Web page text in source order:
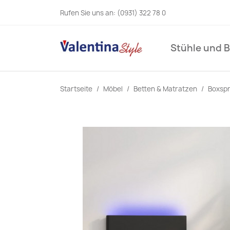
Rufen Sie uns an: (0931) 322 78 0
Stühle und
Startseite Möbel Betten & Matratzen